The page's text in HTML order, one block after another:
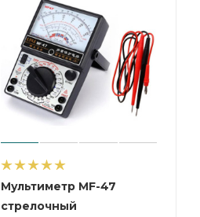
Мультиметр MF-47
стрелочный